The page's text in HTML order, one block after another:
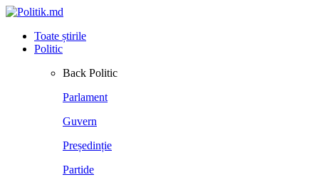
Toate știrile
Politic
Back Politic
Parlament
Guvern
Președinție
Partide